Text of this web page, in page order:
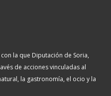
la que Diputación de Soria,
de acciones vinculadas al
la gastronomía, el ocio y la